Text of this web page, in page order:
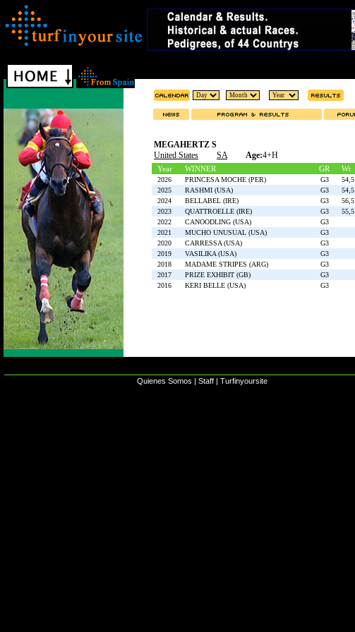
MEGAHERTZ S
United States
SA Age:4+H
Year WINNER GR Wt
2026 PRINCESA MOCHE (PER) G3 54,5
2025
RASHMI (USA) G3 54,5
2024
BELLABEL (IRE) G3 56,5
2023
QUATTROELLE (IRE) G3 55,5
2022
CANOODLING (USA) G3
2021
MUCHO UNUSUAL (USA) G3
2020
CARRESSA (USA) G3
2019
VASILIKA (USA) G3
2018
MADAME STRIPES (ARG) G3
2017
PRIZE EXHIBIT (GB) G3
2016
KERI BELLE (USA) G3
Quienes Somos | Staff | Turfinyoursite